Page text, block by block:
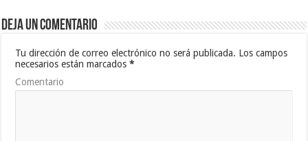
Deja un comentario
Tu dirección de correo electrónico no será publicada. Los campos
necesarios están marcados*
Comentario